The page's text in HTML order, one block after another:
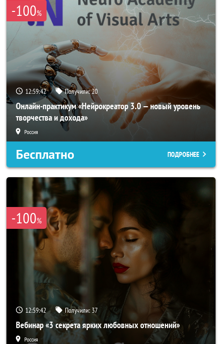
-100%
12:59:39 Получили:20
Онлайн-практикум «Нейрокреатор 3.0 — новый уровень
творчества и дохода»
Россия
Бесплатно ПОДРОБНЕЕ
-100%
12:59:39 Получили: 37
Вебинар «3 секрета ярких любовных отношений»
Россия